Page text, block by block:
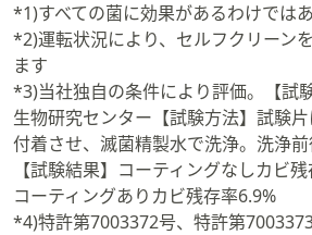
*1)すべての菌に効果があるわけでは
*2)運転状況により、セルフクリーン
ます
*3)当社独自の条件により評価。【試
生物研究センター【試験方法】試験
付着させ、滅菌精製水で洗浄。洗浄
【試験結果】コーティングなしカビ残
コーティングありカビ残存率6.9%
*4)特許第7003372号、特許第